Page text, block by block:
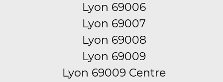
Lyon 69006
Lyon 69007
Lyon 69008
Lyon 69009
Lyon 69009 Centre